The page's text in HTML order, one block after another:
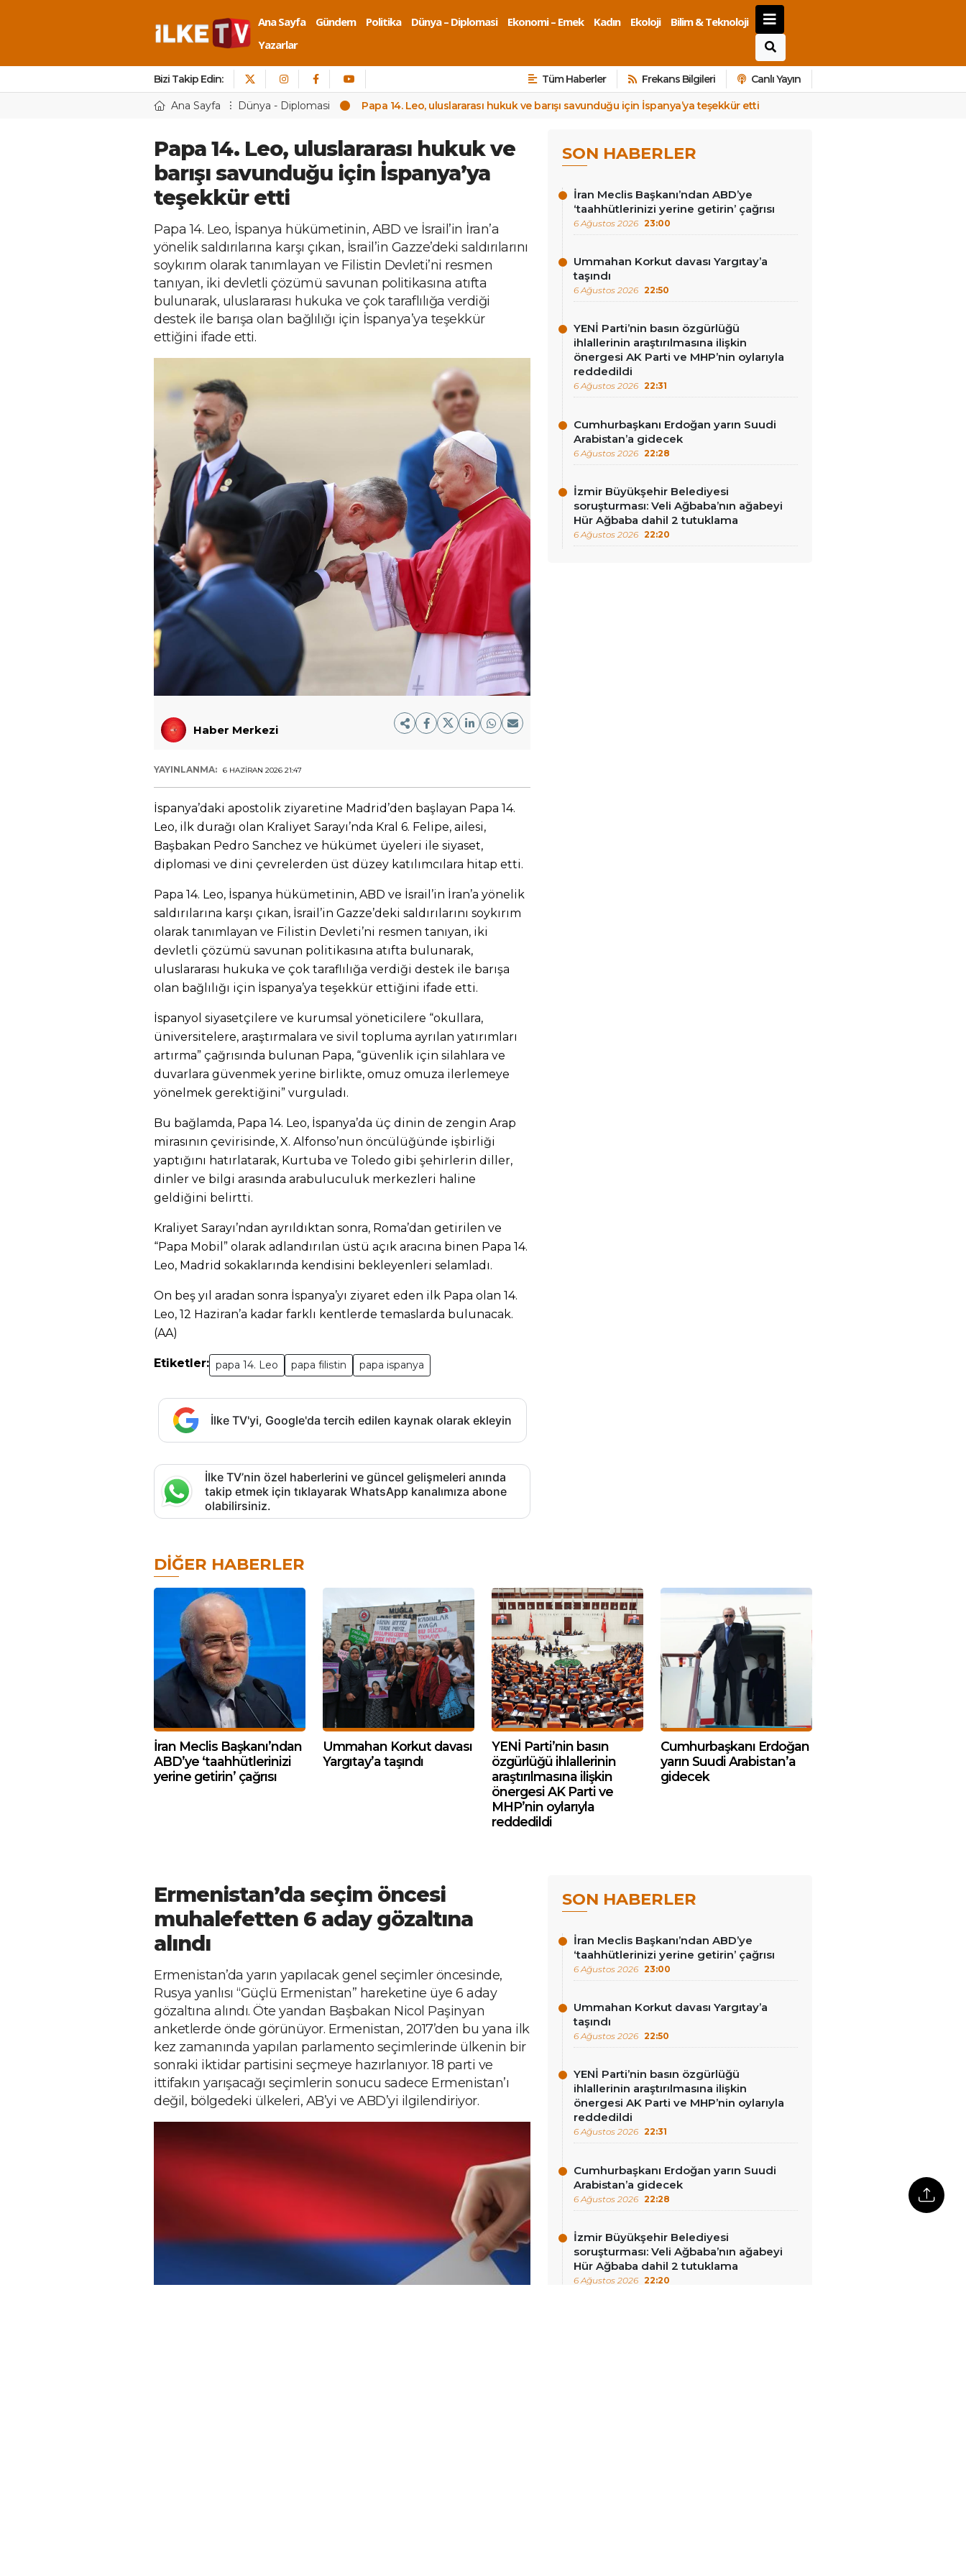
Ana Sayfa Gündem Politika Dünya – Diplomasi Ekonomi – Emek Kadın Ekoloji
Bilim & Teknoloji
Yazarlar
Bizi Takip Edin: Tüm Haberler Frekans Bilgileri Canlı Yayın
Ana Sayfa Dünya - Diplomasi Papa 14. Leo, uluslararası hukuk ve barışı savunduğu için İspanya’ya teşekkür etti
Papa 14. Leo, uluslararası hukuk ve
barışı savunduğu için İspanya’ya
teşekkür etti
Papa 14. Leo, İspanya hükümetinin, ABD ve İsrail’in İran’a
yönelik saldırılarına karşı çıkan, İsrail’in Gazze’deki saldırılarını
soykırım olarak tanımlayan ve Filistin Devleti’ni resmen
tanıyan, iki devletli çözümü savunan politikasına atıfta
bulunarak, uluslararası hukuka ve çok taraflılığa verdiği
destek ile barışa olan bağlılığı için İspanya’ya teşekkür
ettiğini ifade etti.
Haber Merkezi
YAYINLANMA: 6 HAZIRAN 2026 21:47
İspanya’daki apostolik ziyaretine Madrid’den başlayan Papa 14.
Leo, ilk durağı olan Kraliyet Sarayı’nda Kral 6. Felipe, ailesi,
Başbakan Pedro Sanchez ve hükümet üyeleri ile siyaset,
diplomasi ve dini çevrelerden üst düzey katılımcılara hitap etti.
Papa 14. Leo, İspanya hükümetinin, ABD ve İsrail’in İran’a yönelik
saldırılarına karşı çıkan, İsrail’in Gazze’deki saldırılarını soykırım
olarak tanımlayan ve Filistin Devleti’ni resmen tanıyan, iki
devletli çözümü savunan politikasına atıfta bulunarak,
uluslararası hukuka ve çok taraflılığa verdiği destek ile barışa
olan bağlılığı için İspanya’ya teşekkür ettiğini ifade etti.
İspanyol siyasetçilere ve kurumsal yöneticilere “okullara,
üniversitelere, araştırmalara ve sivil topluma ayrılan yatırımları
artırma” çağrısında bulunan Papa, “güvenlik için silahlara ve
duvarlara güvenmek yerine birlikte, omuz omuza ilerlemeye
yönelmek gerektiğini” vurguladı.
Bu bağlamda, Papa 14. Leo, İspanya’da üç dinin de zengin Arap
mirasının çevirisinde, X. Alfonso’nun öncülüğünde işbirliği
yaptığını hatırlatarak, Kurtuba ve Toledo gibi şehirlerin diller,
dinler ve bilgi arasında arabuluculuk merkezleri haline
geldiğini belirtti.
Kraliyet Sarayı’ndan ayrıldıktan sonra, Roma’dan getirilen ve
“Papa Mobil” olarak adlandırılan üstü açık aracına binen Papa 14.
Leo, Madrid sokaklarında kendisini bekleyenleri selamladı.
On beş yıl aradan sonra İspanya’yı ziyaret eden ilk Papa olan 14.
Leo, 12 Haziran’a kadar farklı kentlerde temaslarda bulunacak.
(AA)
Etiketler: papa 14. Leo papa filistin papa ispanya
İlke TV'yi, Google'da tercih edilen kaynak olarak ekleyin
İlke TV’nin özel haberlerini ve güncel gelişmeleri anında
takip etmek için tıklayarak WhatsApp kanalımıza abone
olabilirsiniz.
SON HABERLER
İran Meclis Başkanı’ndan ABD’ye
‘taahhütlerinizi yerine getirin’ çağrısı
6 Ağustos 2026 23:00
Ummahan Korkut davası Yargıtay’a
taşındı
6 Ağustos 2026 22:50
YENİ Parti’nin basın özgürlüğü
ihlallerinin araştırılmasına ilişkin
önergesi AK Parti ve MHP’nin oylarıyla
reddedildi
6 Ağustos 2026 22:31
Cumhurbaşkanı Erdoğan yarın Suudi
Arabistan’a gidecek
6 Ağustos 2026 22:28
İzmir Büyükşehir Belediyesi
soruşturması: Veli Ağbaba’nın ağabeyi
Hür Ağbaba dahil 2 tutuklama
6 Ağustos 2026 22:20
DIĞER HABERLER
İran Meclis Başkanı’ndan
ABD’ye ‘taahhütlerinizi
yerine getirin’ çağrısı
Ummahan Korkut davası
Yargıtay’a taşındı
YENİ Parti’nin basın
özgürlüğü ihlallerinin
araştırılmasına ilişkin
önergesi AK Parti ve
MHP’nin oylarıyla
reddedildi
Cumhurbaşkanı Erdoğan
yarın Suudi Arabistan’a
gidecek
Ermenistan’da seçim öncesi
muhalefetten 6 aday gözaltına
alındı
Ermenistan’da yarın yapılacak genel seçimler öncesinde,
Rusya yanlısı “Güçlü Ermenistan” hareketine üye 6 aday
gözaltına alındı. Öte yandan Başbakan Nicol Paşinyan
anketlerde önde görünüyor. Ermenistan, 2017’den bu yana ilk
kez zamanında yapılan parlamento seçimlerinde ülkenin bir
sonraki iktidar partisini seçmeye hazırlanıyor. 18 parti ve
ittifakın yarışacağı seçimlerin sonucu sadece Ermenistan’ı
değil, bölgedeki ülkeleri, AB’yi ve ABD’yi ilgilendiriyor.
SON HABERLER
İran Meclis Başkanı’ndan ABD’ye
‘taahhütlerinizi yerine getirin’ çağrısı
6 Ağustos 2026 23:00
Ummahan Korkut davası Yargıtay’a
taşındı
6 Ağustos 2026 22:50
YENİ Parti’nin basın özgürlüğü
ihlallerinin araştırılmasına ilişkin
önergesi AK Parti ve MHP’nin oylarıyla
reddedildi
6 Ağustos 2026 22:31
Cumhurbaşkanı Erdoğan yarın Suudi
Arabistan’a gidecek
6 Ağustos 2026 22:28
İzmir Büyükşehir Belediyesi
soruşturması: Veli Ağbaba’nın ağabeyi
Hür Ağbaba dahil 2 tutuklama
6 Ağustos 2026 22:20